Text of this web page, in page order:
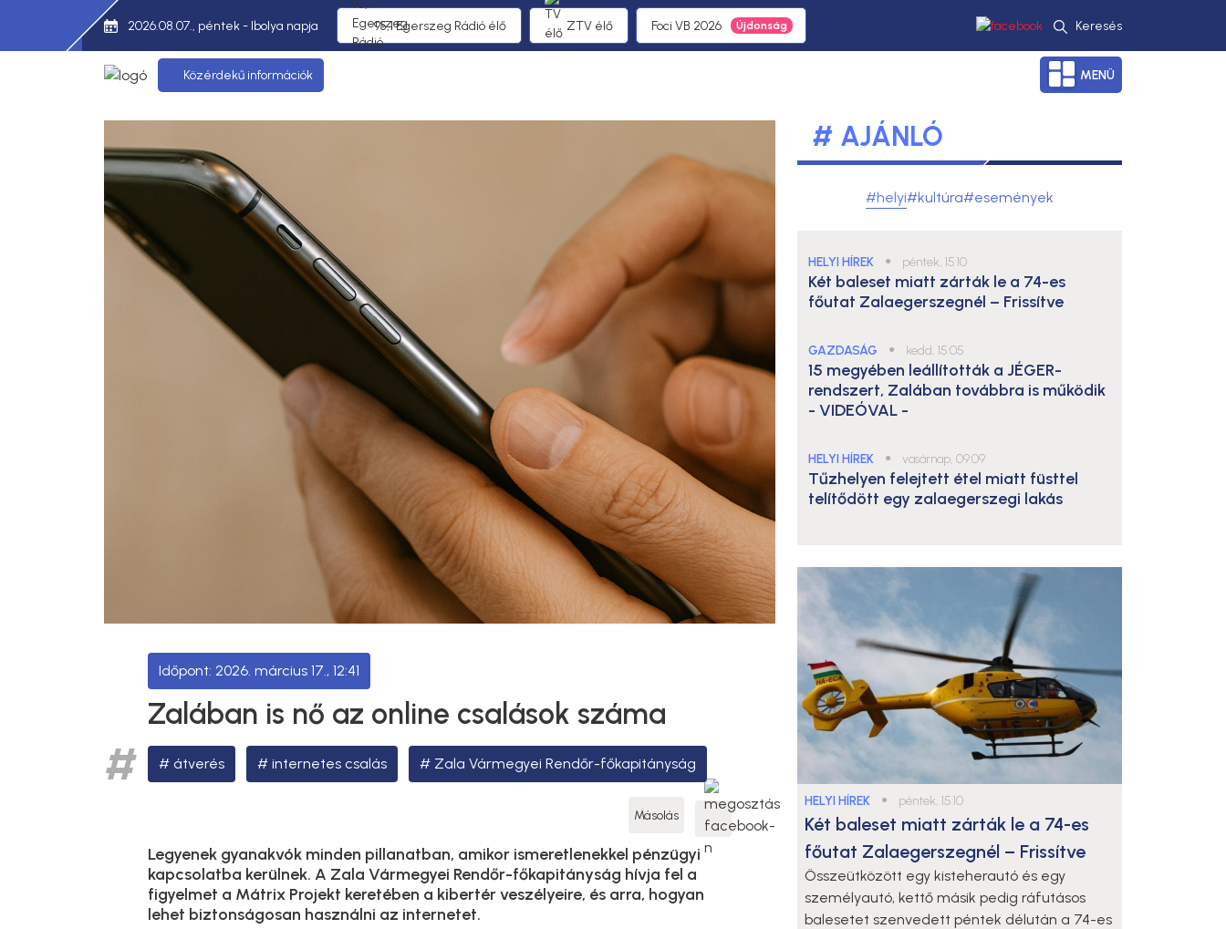
2026.08.07., péntek - Ibolya napja 95,1 Egerszeg Rádió élő ZTV élő Foci VB 2026 Keresés
Közérdekű információk MENÜ
2026. március 17., 12:41
Zalában is nő az online csalások száma
átverés internetes csalás Zala Vármegyei Rendőr-főkapitányság
Másolás
Legyenek gyanakvók minden pillanatban, amikor ismeretlenekkel pénzügyi
kapcsolatba kerülnek. A Zala Vármegyei Rendőr-főkapitányság hívja fel a
figyelmet a Mátrix Projekt keretében a kibertér veszélyeire, és arra, hogyan
lehet biztonságosan használni az internetet.
# AJÁNLÓ
#helyi#kultúra#események
HELYI HÍREK ● péntek, 15:10
Két baleset miatt zárták le a 74-es
főutat Zalaegerszegnél – Frissítve
GAZDASÁG ● kedd, 15:05
15 megyében leállították a JÉGER-
rendszert, Zalában továbbra is működik
- VIDEÓVAL -
HELYI HÍREK ● vasárnap, 09:09
Tűzhelyen felejtett étel miatt füsttel
telítődött egy zalaegerszegi lakás
HELYI HÍREK ● péntek, 15:10
Két baleset miatt zárták le a 74-es
főutat Zalaegerszegnél – Frissítve
Összeütközött egy kisteherautó és egy
személyautó, kettő másik pedig ráfutásos
balesetet szenvedett péntek délután a 74-es